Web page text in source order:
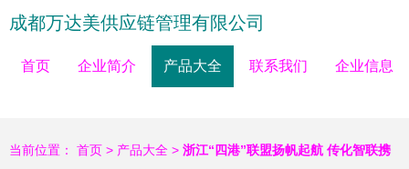
成都万达美供应链管理有限公司
首页 企业简介 产品大全 联系我们 企业信息
当前位置： 首页 > 产品大全 > 浙江“四港”联盟扬帆起航 传化智联携